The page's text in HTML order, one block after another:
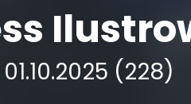
01.10.2025 (228)